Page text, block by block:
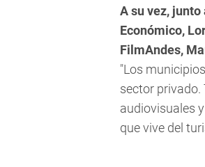
A su vez,
Económico,
FilmAndes,
"Los
sector privado.
audiovisuales
que vive del